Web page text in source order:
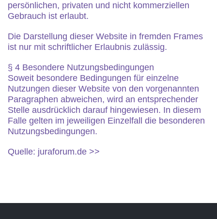
persönlichen, privaten und nicht kommerziellen
Gebrauch ist erlaubt.
Die Darstellung dieser Website in fremden Frames
ist nur mit schriftlicher Erlaubnis zulässig.
§ 4 Besondere Nutzungsbedingungen
Soweit besondere Bedingungen für einzelne
Nutzungen dieser Website von den vorgenannten
Paragraphen abweichen, wird an entsprechender
Stelle ausdrücklich darauf hingewiesen. In diesem
Falle gelten im jeweiligen Einzelfall die besonderen
Nutzungsbedingungen.
Quelle: juraforum.de >>